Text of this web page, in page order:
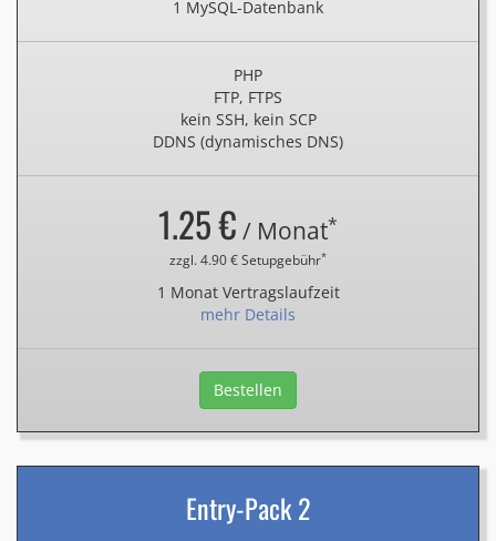
1 MySQL-Datenbank
PHP
FTP, FTPS
kein SSH, kein SCP
DDNS (dynamisches DNS)
1.25 € / Monat*
zzgl. 4.90 € Setupgebühr*
1 Monat Vertragslaufzeit
mehr Details
Bestellen
Entry-Pack 2